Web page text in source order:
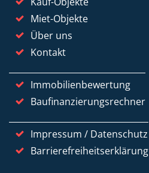
Miet-Objekte
Über uns
Kontakt
Immobilienbewertung
Baufinanzierungsrechner
Impressum / Datenschutz
Barrierefreiheitserklärung